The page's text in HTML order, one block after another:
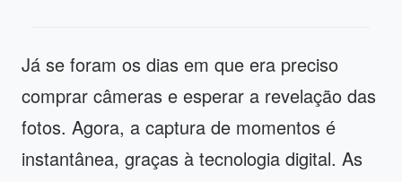
Já se foram os dias em que era preciso
comprar câmeras e esperar a revelação das
fotos. Agora, a captura de momentos é
instantânea, graças à tecnologia digital. As